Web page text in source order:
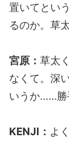
置いてとい
るのか。草
宮原： 草太
なくて。深
いうか……勝
KENJI： よ